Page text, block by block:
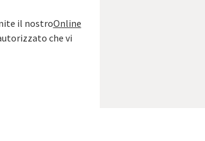
il nostroOnline
che vi